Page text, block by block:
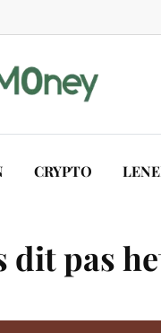
CRYPTO
dit pas